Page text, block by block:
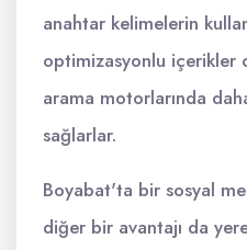
anahtar kelimelerin
optimizasyonlu içerikler
arama motorlarında
sağlarlar.
Boyabat'ta bir sosyal
diğer bir avantajı da